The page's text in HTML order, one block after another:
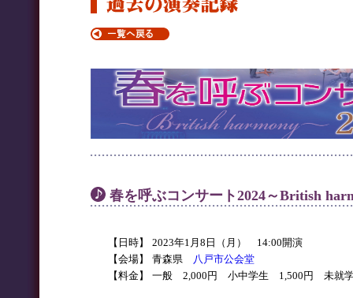
春を呼ぶコンサート2024～British
【日時】
2023年1月8日（月） 14:00開演
【会場】
青森県 八戸市公会堂
【料金】
一般 2,000円 小中学生 1,500円 未就